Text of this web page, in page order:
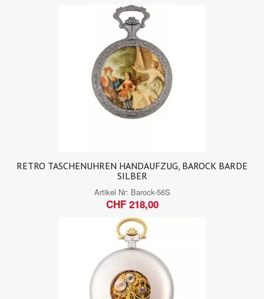
RETRO TASCHENUHREN HANDAUFZUG, BAROCK BARDE
SILBER
Artikel Nr: Barock-56S
CHF 218,00